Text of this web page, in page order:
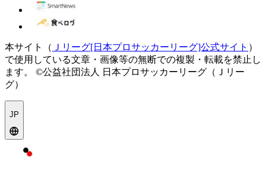
本サイト（ Ｊリーグ[日本プロサッカーリーグ]公式サイト ）
で使用している文章・画像等の無断での複製・転載を禁止し
ます。
©公益社団法人 日本プロサッカーリーグ（Ｊリー
グ）
JP